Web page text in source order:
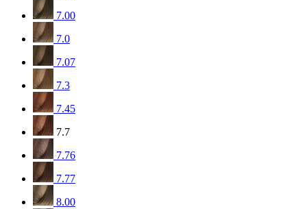
7.00
7.0
7.07
7.3
7.45
7.7
7.76
7.77
8.00